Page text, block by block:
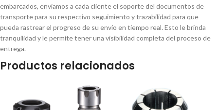
embarcados, enviamos a cada cliente el soporte del documentos de
transporte para su respectivo seguimiento y trazabilidad para que
pueda rastrear el progreso de su envío en tiempo real. Esto le brinda
tranquilidad y le permite tener una visibilidad completa del proceso de
entrega.
Productos relacionados